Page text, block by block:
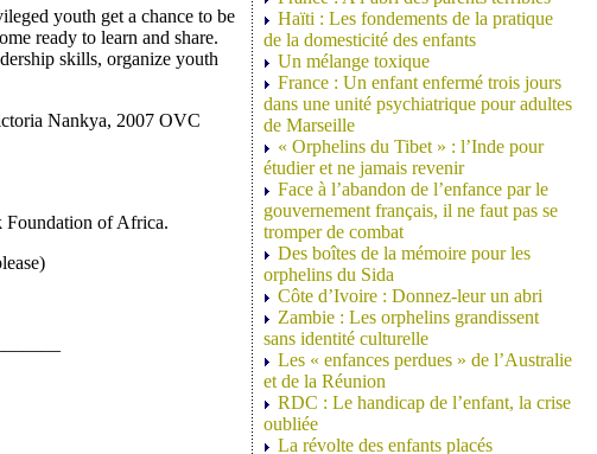
youth get a chance to be
ready to learn and share.
skills, organize youth
Nankya, 2007 OVC
Foundation of Africa.
Haïti : Les fondements de la pratique
de la domesticité des enfants
Un mélange toxique
France : Un enfant enfermé trois jours
dans une unité psychiatrique pour adultes
de Marseille
« Orphelins du Tibet » : l’Inde pour
étudier et ne jamais revenir
Face à l’abandon de l’enfance par le
gouvernement français, il ne faut pas se
tromper de combat
Des boîtes de la mémoire pour les
orphelins du Sida
Côte d’Ivoire : Donnez-leur un abri
Zambie : Les orphelins grandissent
sans identité culturelle
Les « enfances perdues » de l’Australie
et de la Réunion
RDC : Le handicap de l’enfant, la crise
oubliée
La révolte des enfants placés